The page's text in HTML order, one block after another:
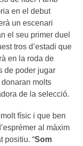
en el debut
un escenari
el seu primer duel
tros d’estadi que
en la roda de
de poder jugar
molts
de la selecció.
físic i que ben
al màxim
positiu. “Som